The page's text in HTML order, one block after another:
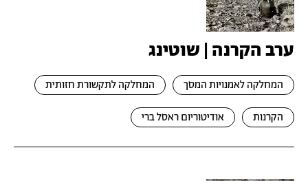
ערב הקרנה | שוטינג
המחלקה לאמנויות המסך המחלקה לתקשורת חזותית
הקרנות אודיטוריום ראסל ברי